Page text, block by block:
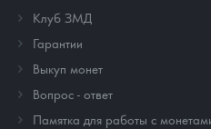
Клуб ЗМД
Гарантии
Выкуп монет
Вопрос - ответ
Памятка для работы с